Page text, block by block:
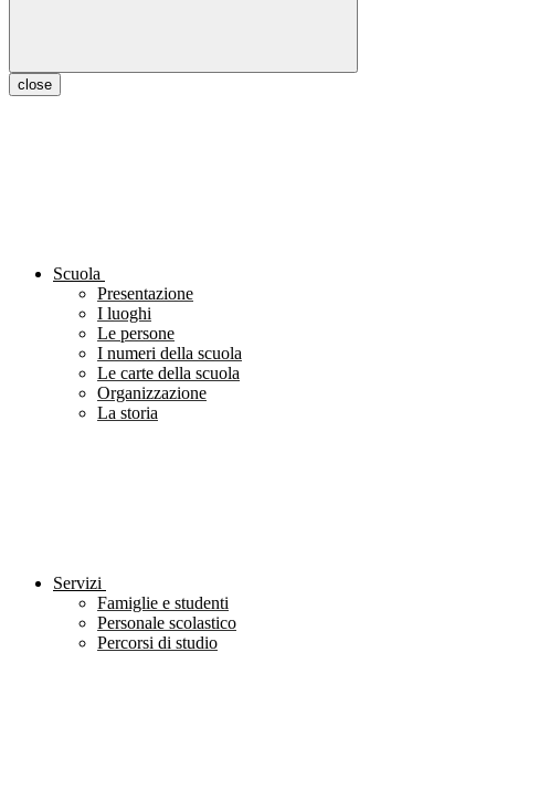
close
Scuola
Presentazione
I luoghi
Le persone
I numeri della scuola
Le carte della scuola
Organizzazione
La storia
Servizi
Famiglie e studenti
Personale scolastico
Percorsi di studio